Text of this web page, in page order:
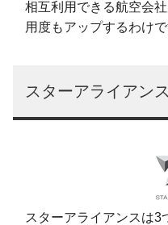
相互利用できる航空会
用度もアップするわけで
スターアライアン
スターアライアンスは3